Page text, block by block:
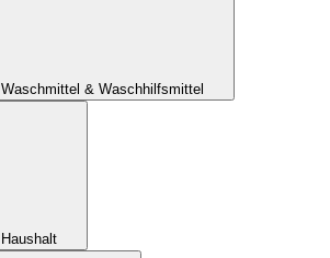
Waschmittel & Waschhilfsmittel
Haushalt